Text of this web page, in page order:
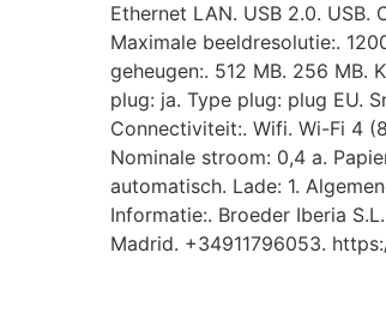
Ethernet LAN. USB 2.0. USB.
Maximale beeldresolutie:.
geheugen:. 512 MB. 256 MB.
plug: ja. Type plug: plug EU.
Connectiviteit:. Wifi. Wi-Fi 4
Nominale stroom: 0,4 a.
automatisch. Lade: 1.
Informatie:. Broeder Iberia
Madrid. +34911796053.